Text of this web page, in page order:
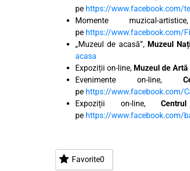
pe https://www.facebook.com/
Momente muzical-
pe https://www.facebook.com/
„Muzeul de acasă”, Muzeul
acasa
Expoziții on-line, Muzeul de
Evenimente on-line,
pe https://www.facebook.com/
Expoziții on-line,
pe https://www.facebook.com/
Favorite0